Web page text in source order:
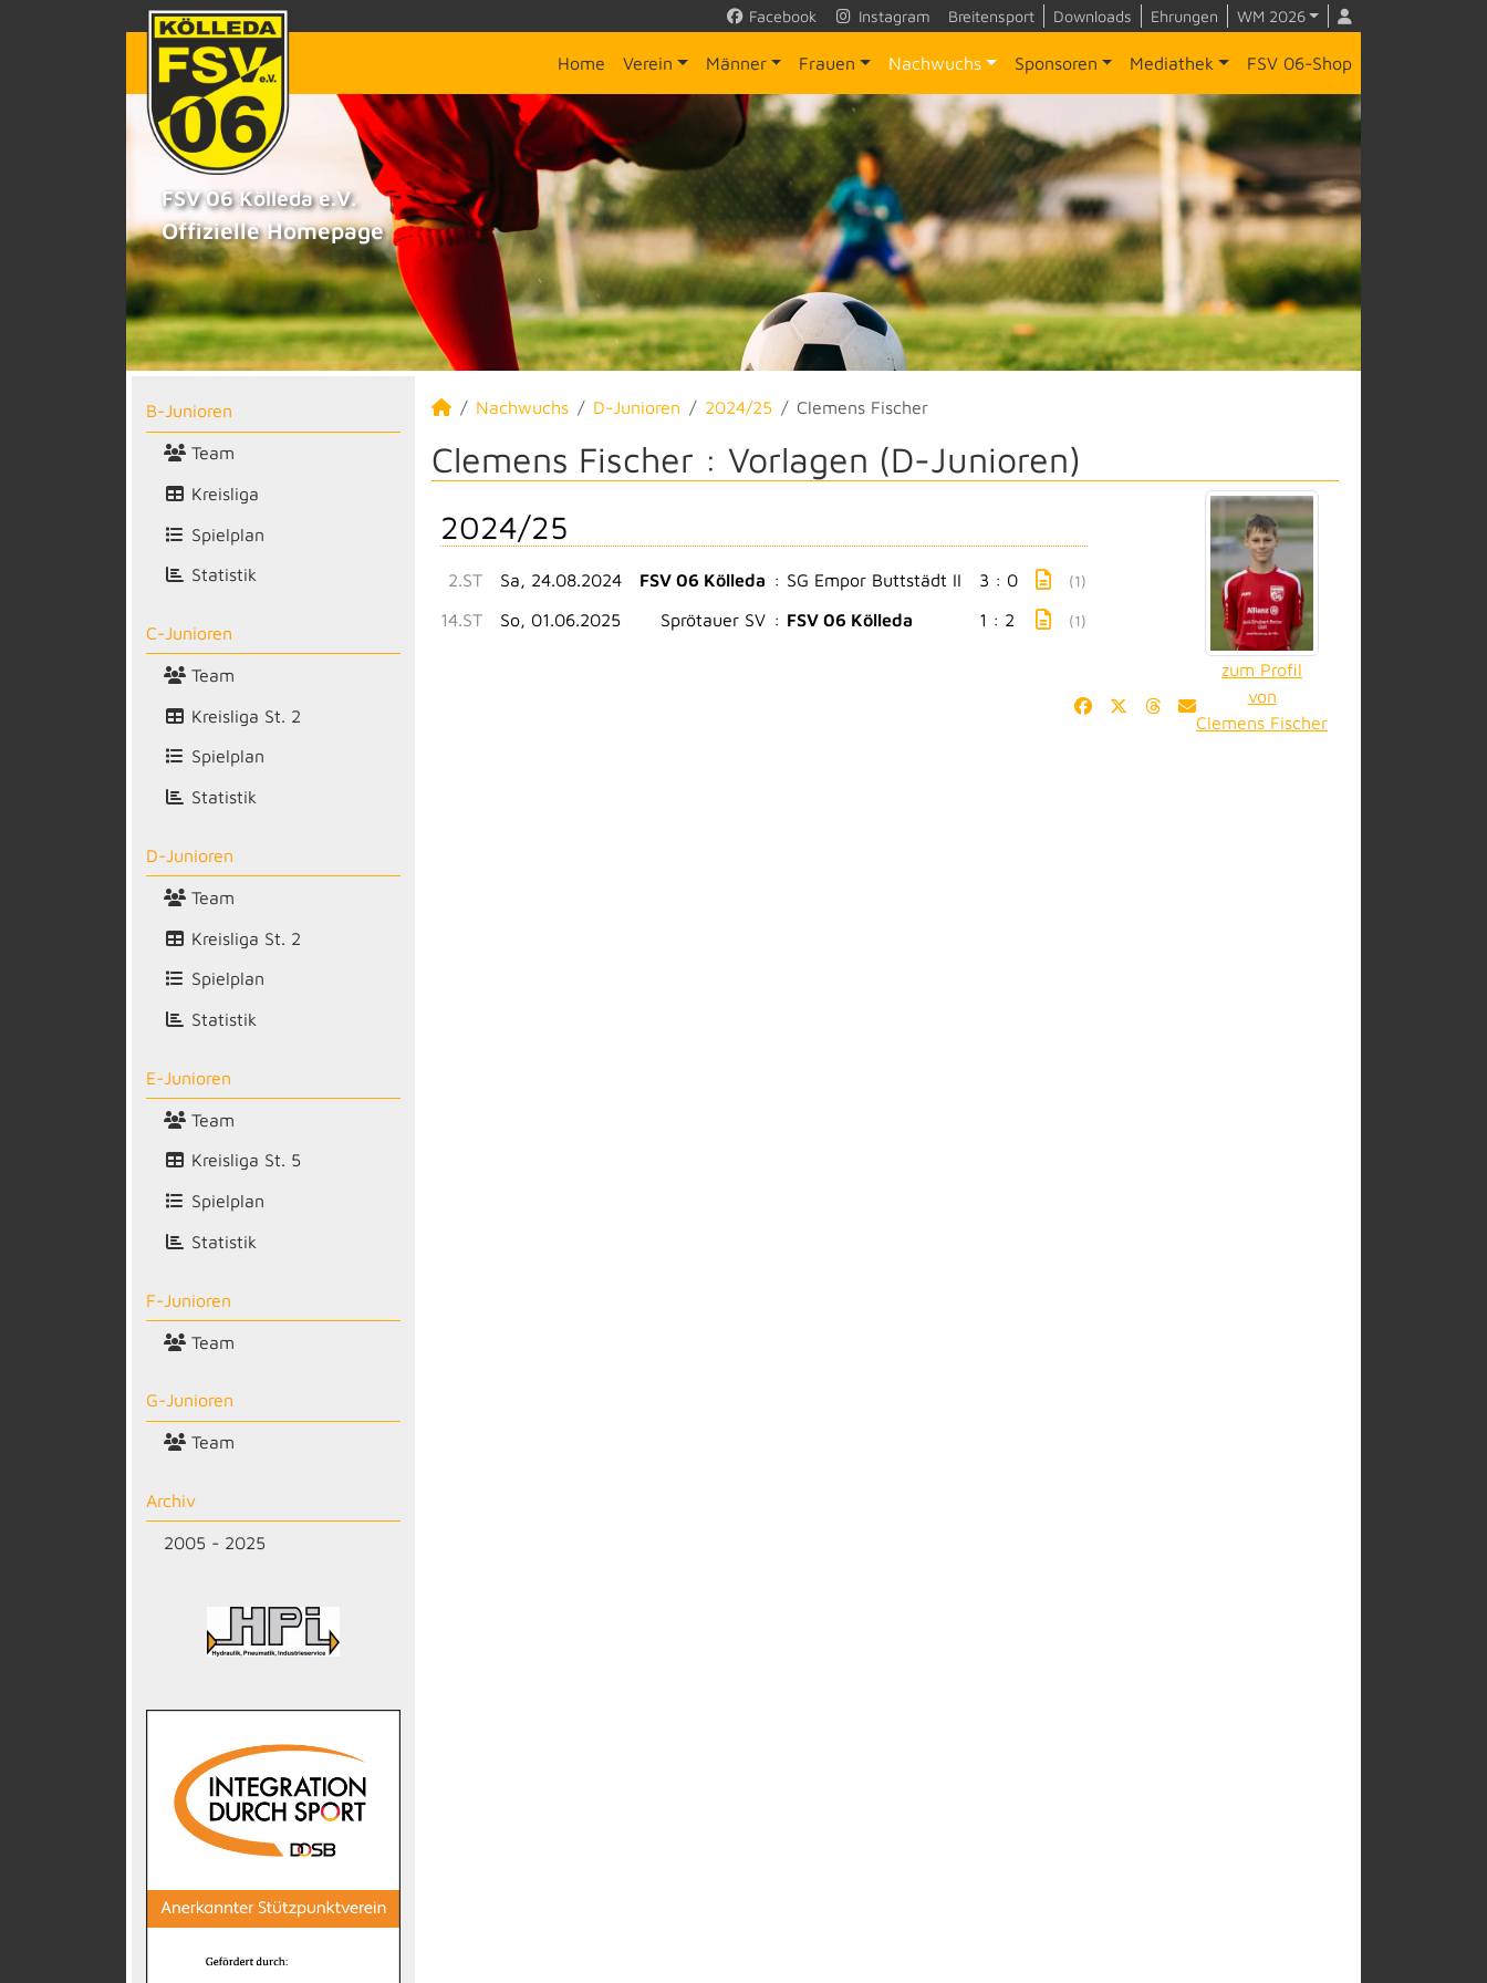
Facebook Instagram Breitensport Downloads Ehrungen WM 2026
Home Verein Männer Frauen Nachwuchs Sponsoren Mediathek FSV 06-Shop
FSV 06 Kölleda e.V.
Offizielle Homepage
B-Junioren
Team
Kreisliga
Spielplan
Statistik
C-Junioren
Team
Kreisliga St. 2
Spielplan
Statistik
D-Junioren
Team
Kreisliga St. 2
Spielplan
Statistik
E-Junioren
Team
Kreisliga St. 5
Spielplan
Statistik
F-Junioren
Team
G-Junioren
Team
Archiv
2005 - 2025
Nachwuchs D-Junioren 2024/25 Clemens Fischer
Clemens Fischer : Vorlagen (D-Junioren)
zum Profil
von
Clemens Fischer
2024/25
2.ST Sa, 24.08.2024 FSV 06 Kölleda : SG Empor Buttstädt II 3 : 0 (1)
14.ST So, 01.06.2025 Sprötauer SV : FSV 06 Kölleda 1 : 2 (1)